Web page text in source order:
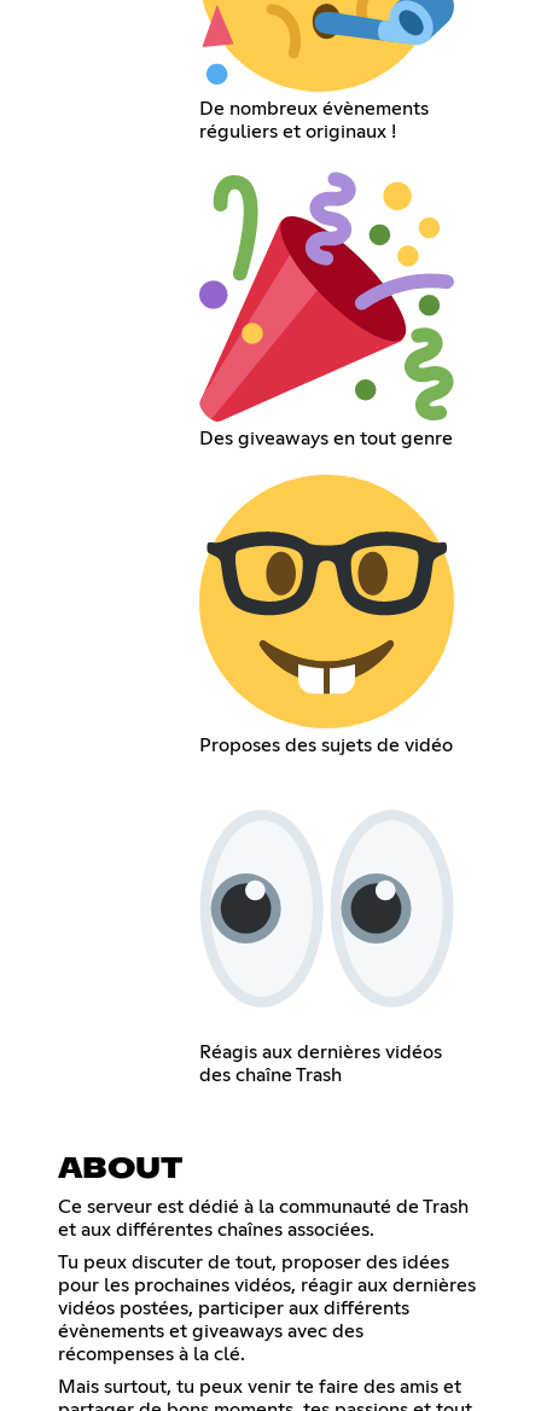
De nombreux évènements
réguliers et originaux !
Des giveaways en tout genre
Proposes des sujets de vidéo
Réagis aux dernières vidéos
des chaîne Trash
ABOUT
Ce serveur est dédié à la communauté de Trash
et aux différentes chaînes associées.
Tu peux discuter de tout, proposer des idées
pour les prochaines vidéos, réagir aux dernières
vidéos postées, participer aux différents
évènements et giveaways avec des
récompenses à la clé.
Mais surtout, tu peux venir te faire des amis et